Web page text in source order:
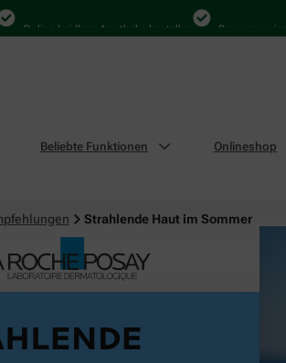
bei Ihrer Apotheke bestellen Bequem zwischen
Beliebte Funktionen Onlineshop
Strahlende Haut im Sommer